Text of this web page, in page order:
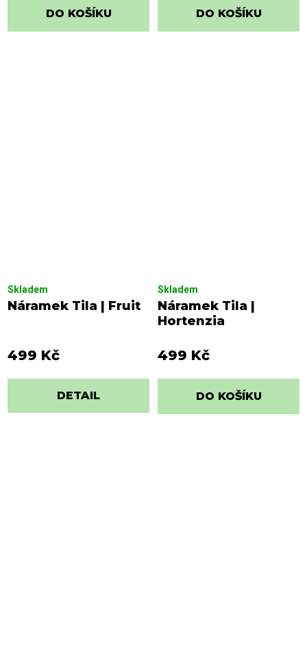
DO KOŠÍKU DO KOŠÍKU
Náramek Tila | Fruit
Skladem
499 Kč
DETAIL
Náramek Tila |
Hortenzia
Skladem
499 Kč
DO KOŠÍKU